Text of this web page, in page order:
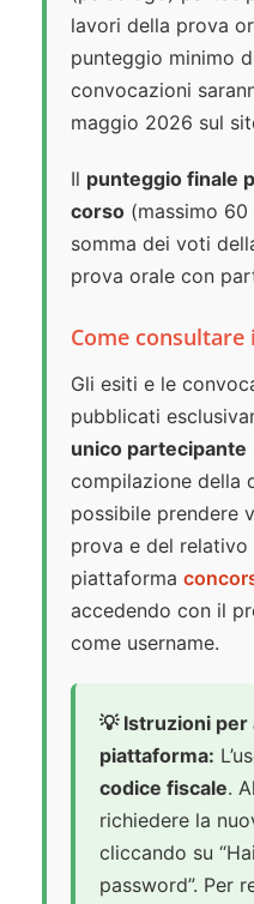
lavori della prova
punteggio minimo
convocazioni
maggio 2026 sul
Il punteggio finale
corso (massimo
somma dei voti
prova orale con
Come
Gli esiti e le
pubblicati
unico partecipante
compilazione della
possibile prendere
prova e del
piattaforma
accedendo con il
come username.
💡 Istruzioni per
piattaforma:
codice fiscale.
richiedere la
cliccando su
password”. Per